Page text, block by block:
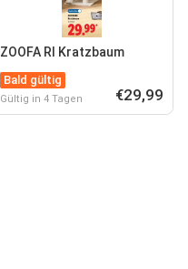
ZOOFA RI Kratzbaum
Bald gültig
Gültig in 4 Tagen €29,99